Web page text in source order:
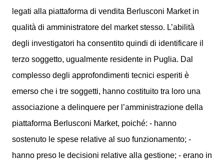
legati alla piattaforma di vendita Berlusconi Market in
qualità di amministratore del market stesso. L’abilità
degli investigatori ha consentito quindi di identificare il
terzo soggetto, ugualmente residente in Puglia. Dal
complesso degli approfondimenti tecnici esperiti è
emerso che i tre soggetti, hanno costituito tra loro una
associazione a delinquere per l’amministrazione della
piattaforma Berlusconi Market, poiché: - hanno
sostenuto le spese relative al suo funzionamento; -
hanno preso le decisioni relative alla gestione; - erano in